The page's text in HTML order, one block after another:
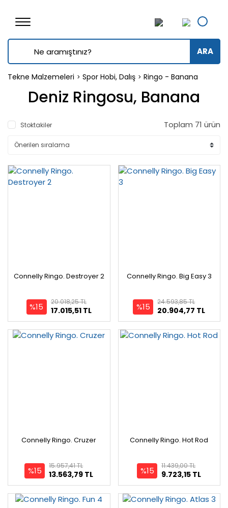
ARA
Tekne Malzemeleri Spor Hobi, Dalış Ringo - Banana
Deniz Ringosu, Banana
Stoktakiler Toplam 71 ürün
Connelly Ringo. Destroyer 2
%15 17.015,51 TL
20.018,25 TL
Connelly Ringo. Big Easy 3
%15 20.904,77 TL
24.593,85 TL
Connelly Ringo. Cruzer
%15 13.563,79 TL
15.957,41 TL
Connelly Ringo. Hot Rod
%15 9.723,15 TL
11.439,00 TL